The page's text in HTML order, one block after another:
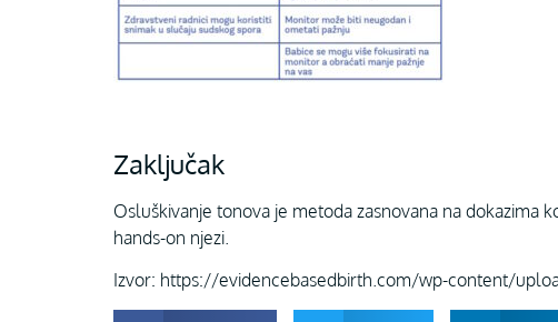
Zaključak
Osluškivanje tonova je metoda zasnovana na dokazima
hands-on njezi.
Izvor: https://evidencebasedbirth.com/wp-content/